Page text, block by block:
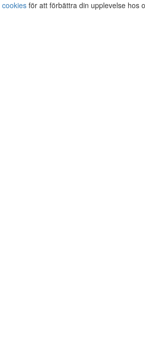
cookies för att förbättra din upplevelse hos